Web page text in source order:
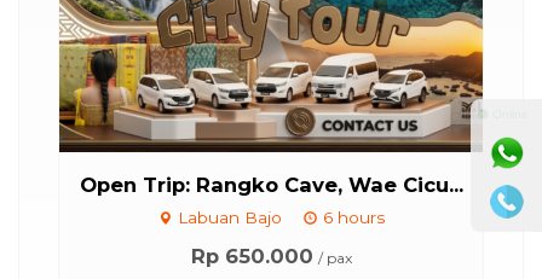
Open Trip: Rangko Cave, Wae Cicu...
Labuan Bajo 6 hours
Rp 650.000 / pax